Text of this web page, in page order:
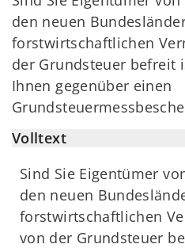
den neuen
forstwirtschaftlichen
der Grundsteuer befreit
Ihnen gegenüber einen
Volltext
Sind Sie Eigentümer
den neuen
forstwirtschaftlichen
von der Grundsteuer